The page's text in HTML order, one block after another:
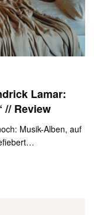
Lamar:
// Review
Musik-Alben, auf